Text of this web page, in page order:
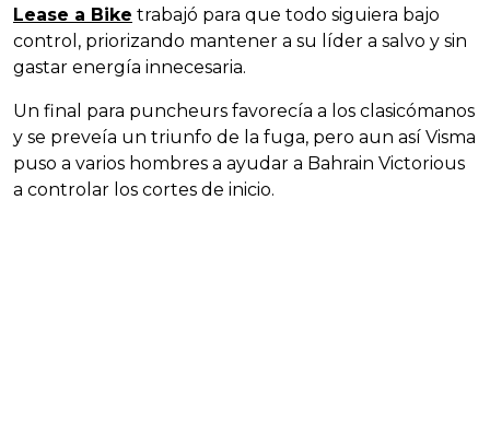
Lease a Bike trabajó para que todo siguiera bajo
control, priorizando mantener a su líder a salvo y sin
gastar energía innecesaria.
Un final para puncheurs favorecía a los clasicómanos
y se preveía un triunfo de la fuga, pero aun así Visma
puso a varios hombres a ayudar a Bahrain Victorious
a controlar los cortes de inicio.